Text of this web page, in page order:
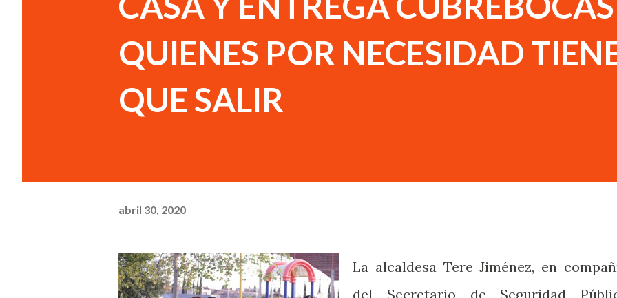
QUIENES POR NECESIDAD
QUE SALIR
abril 30, 2020
La alcaldesa Tere Jiménez, en
del Secretario de Seguridad